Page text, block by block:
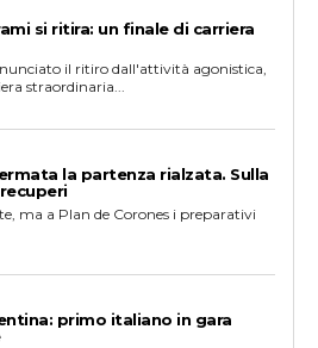
si ritira: un finale di carriera
il ritiro dall'attività agonistica,
straordinaria...
la partenza rialzata. Sulla
ma a Plan de Corones i preparativi
primo italiano in gara